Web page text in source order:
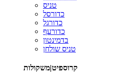
טניס
כדורסל
כדורגל
כדורעף
בדמינטון
טניס שולחן
קרוספיט|משקולות